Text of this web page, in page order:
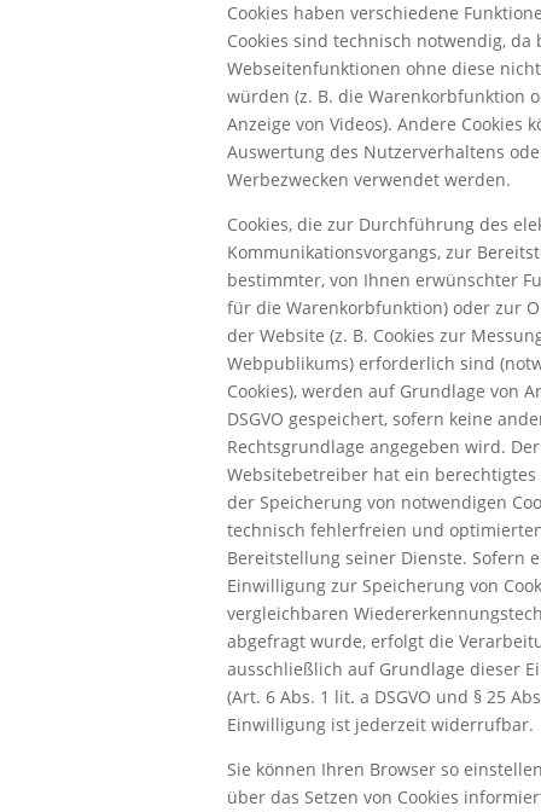
Cookies haben verschiedene
Cookies sind technisch notwendig, da
Webseitenfunktionen ohne diese
würden (z. B. die Warenkorbfunktion
Anzeige von Videos). Andere Cookies
Auswertung des Nutzerverhaltens
Werbezwecken verwendet werden.
Cookies, die zur Durchführung des
Kommunikationsvorgangs, zur
bestimmter, von Ihnen erwünschter
für die Warenkorbfunktion) oder zur
der Website (z. B. Cookies zur
Webpublikums) erforderlich sind
Cookies), werden auf Grundlage von
DSGVO gespeichert, sofern keine
Rechtsgrundlage angegeben wird. Der
Websitebetreiber hat ein berechtigtes
der Speicherung von notwendigen
technisch fehlerfreien und
Bereitstellung seiner Dienste. Sofern
Einwilligung zur Speicherung von
vergleichbaren
abgefragt wurde, erfolgt die
ausschließlich auf Grundlage dieser
(Art. 6 Abs. 1 lit. a DSGVO und § 25
Einwilligung ist jederzeit widerrufbar.
Sie können Ihren Browser so
über das Setzen von Cookies